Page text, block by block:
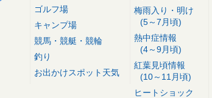
ゴルフ場
キャンプ場
競馬・競艇・競輪
釣り
お出かけスポット天気
梅雨入り・明け
(5～7月頃)
熱中症情報
(4～9月頃)
紅葉見頃情報
(10～11月頃)
ヒートショック